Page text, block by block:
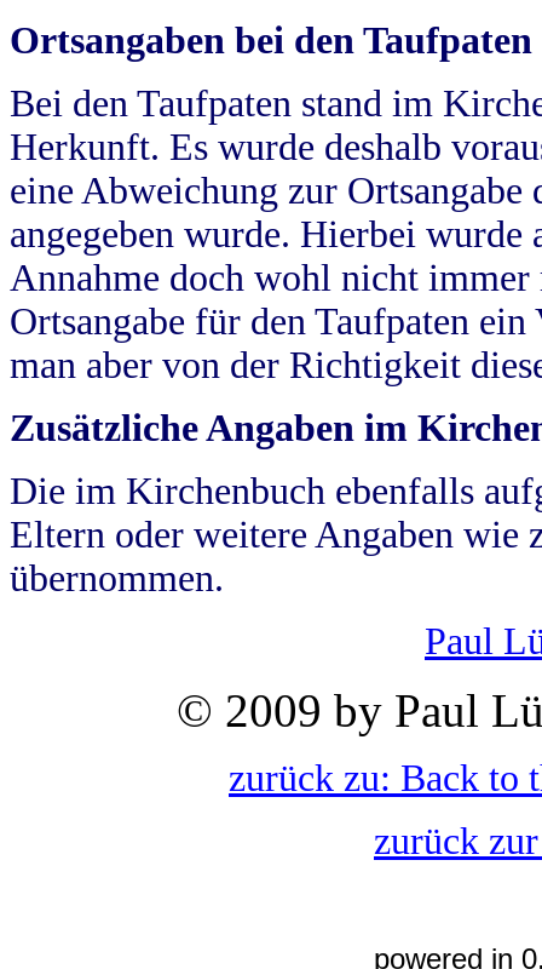
Ortsangaben bei den Taufpaten
Bei den Taufpaten stand im
Herkunft. Es wurde deshalb
eine Abweichung zur
angegeben wurde. Hierbei wurde
Annahme doch wohl nicht
Ortsangabe für den Taufpaten
man aber von der Richtigkeit
Zusätzliche Angaben im
Die im Kirchenbuch ebenfalls
Eltern oder weitere Angaben wie
übernommen.
Paul
© 2009 by Paul
zurück zu: Back to
zurück
powered in